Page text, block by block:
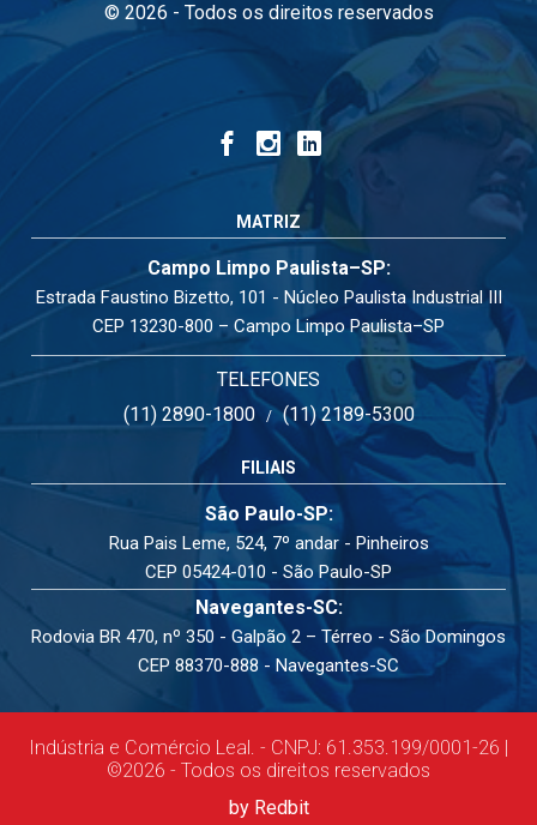
© 2026 - Todos os direitos reservados
MATRIZ
Campo Limpo Paulista–SP:
Estrada Faustino Bizetto, 101 - Núcleo Paulista Industrial III
CEP 13230-800 – Campo Limpo Paulista–SP
TELEFONES
(11) 2890-1800/(11) 2189-5300
FILIAIS
São Paulo-SP:
Rua Pais Leme, 524, 7º andar - Pinheiros
CEP 05424-010 - São Paulo-SP
Navegantes-SC:
Rodovia BR 470, nº 350 - Galpão 2 – Térreo - São Domingos
CEP 88370-888 - Navegantes-SC
Indústria e Comércio Leal. - CNPJ: 61.353.199/0001-26 |
©2026 - Todos os direitos reservados
by Redbit